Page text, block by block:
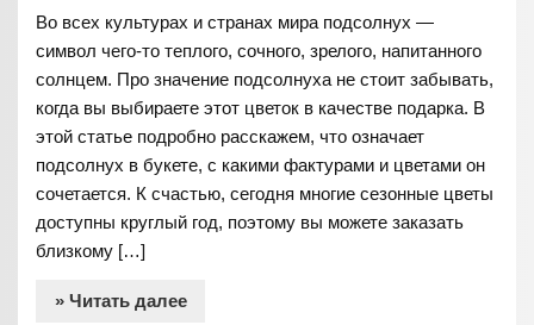
Во всех культурах и странах мира подсолнух —
символ чего-то теплого, сочного, зрелого, напитанного
солнцем. Про значение подсолнуха не стоит забывать,
когда вы выбираете этот цветок в качестве подарка. В
этой статье подробно расскажем, что означает
подсолнух в букете, с какими фактурами и цветами он
сочетается. К счастью, сегодня многие сезонные цветы
доступны круглый год, поэтому вы можете заказать
близкому […]
» Читать далее